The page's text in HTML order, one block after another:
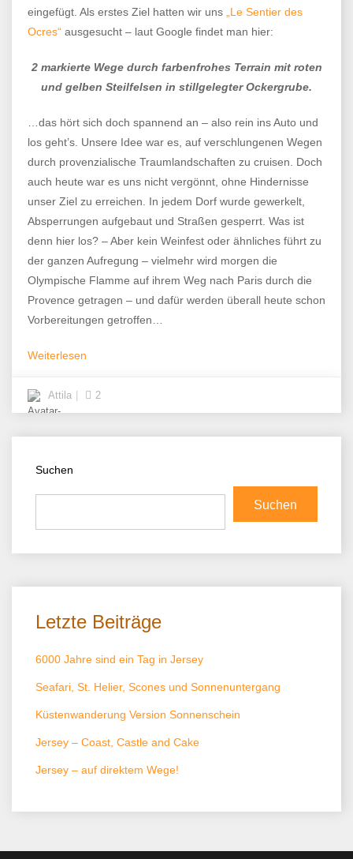
eingefügt. Als erstes Ziel hatten wir uns
„Le Sentier des
Ocres“ ausgesucht – laut Google findet man hier:
2 markierte Wege durch farbenfrohes Terrain mit roten
und gelben Steilfelsen in stillgelegter Ockergrube.
…das hört sich doch spannend an – also rein ins Auto und
los geht’s. Unsere Idee war es, auf verschlungenen Wegen
durch provenzialische Traumlandschaften zu cruisen. Doch
auch heute war es uns nicht vergönnt, ohne Hindernisse
unser Ziel zu erreichen. In jedem Dorf wurde gewerkelt,
Absperrungen aufgebaut und Straßen gesperrt. Was ist
denn hier los? – Aber kein Weinfest oder ähnliches führt zu
der ganzen Aufregung – vielmehr wird morgen die
Olympische Flamme auf ihrem Weg nach Paris durch die
Provence getragen – und dafür werden überall heute schon
Vorbereitungen getroffen…
Weiterlesen
Attila 2
Suchen
Suchen
Letzte Beiträge
6000 Jahre sind ein Tag in Jersey
Seafari, St. Helier, Scones und Sonnenuntergang
Küstenwanderung Version Sonnenschein
Jersey – Coast, Castle and Cake
Jersey – auf direktem Wege!